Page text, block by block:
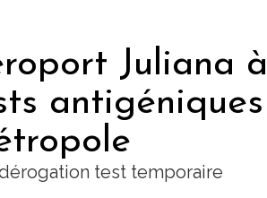
Juliana
test temporaire